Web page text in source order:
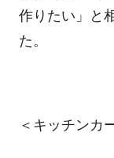
作りたい」と
た。
＜キッチンカ